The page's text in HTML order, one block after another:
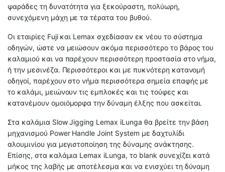
ψαράδες τη δυνατότητα για ξεκούραστη, πολύωρη,
συνεχόμενη μάχη με τα τέρατα του βυθού.
Οι εταιρίες Fuji και Lemax σχεδίασαν εκ νέου το σύστημα
οδηγών, ώστε να μειώσουν ακόμα περισσότερο το βάρος του
καλαμιού και να παρέχουν περισσότερη προστασία στο νήμα,
ή την μεσινέζα. Περισσότεροι και με πυκνότερη κατανομή
οδηγοί, παρέχουν στο νήμα περισσότερα σημεία επαφής με
το καλάμι, μειώνουν τις εμπλοκές και τις τούφες και
κατανέμουν ομοιόμορφα την δύναμη έλξης που ασκείται.
Στα καλάμια Slow Jigging Lemax iLunga θα βρείτε την βάση
μηχανισμού Power Handle Joint System με δαχτυλίδι
αλουμινίου για μεγιστοποίηση της δύναμης ανάκτησης.
Επίσης, στα καλάμια Lemax iLunga, το blank συνεχίζει κατά
μήκος της λαβής με αποτέλεσμα και να ενισχύει τη δύναμη